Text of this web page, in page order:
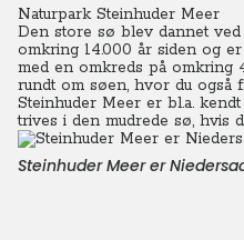
Naturpark Steinhuder Meer
Den store sø blev dannet
omkring 14.000 år siden og
med en omkreds på omkring
rundt om søen, hvor du også
Steinhuder Meer er bl.a.
trives i den mudrede sø, hvis
Steinhuder Meer er